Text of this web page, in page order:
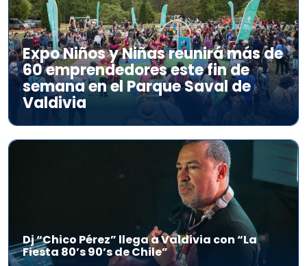
Expo Niños y Niñas reunirá más de
60 emprendedores este fin de
semana en el Parque Saval de
Valdivia
Dj “Chico Pérez” llega a Valdivia con “La
Fiesta 80’s 90’s de Chile”